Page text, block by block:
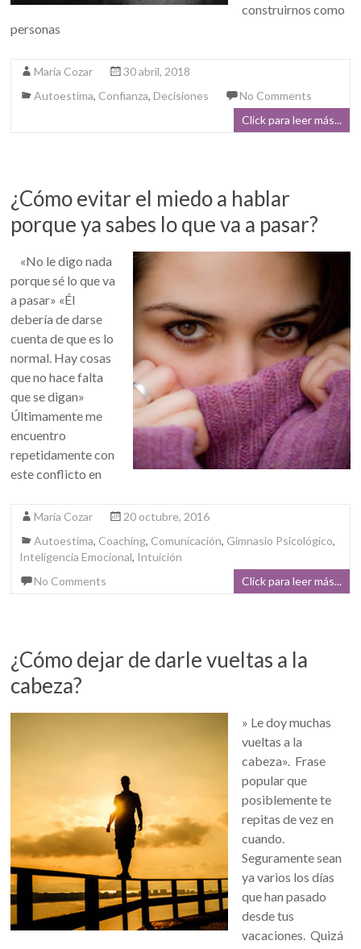
construirnos como
personas
María Cozar
30 abril, 2018
Autoestima, Confianza,Decisiones
No Comments
Click para leer más...
¿Cómo evitar el miedo a hablar
porque ya sabes lo que va a pasar?
«No le digo nada
porque sé lo que va
a pasar» «Él
debería de darse
cuenta de que es lo
normal. Hay cosas
que no hace falta
que se digan»
Últimamente me
encuentro
repetidamente con
este conflicto en
María Cozar
20 octubre, 2016
Autoestima, Coaching, Comunicación, Gimnasio Psicológico,
Inteligencia Emocional, Intuición
No Comments
Click para leer más...
¿Cómo dejar de darle vueltas a la
cabeza?
» Le doy muchas
vueltas a la
cabeza». Frase
popular que
posiblemente te
repitas de vez en
cuando.
Seguramente sean
ya varios los días
que han pasado
desde tus
vacaciones. Quizá